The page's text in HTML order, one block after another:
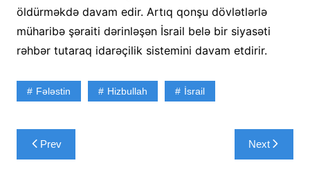
öldürməkdə davam edir. Artıq qonşu dövlətlərlə
müharibə şəraiti dərinləşən İsrail belə bir siyasəti
rəhbər tutaraq idarəçilik sistemini davam etdirir.
Fələstin Hizbullah İsrail
Yazı
naviqasiyası
Prev Next